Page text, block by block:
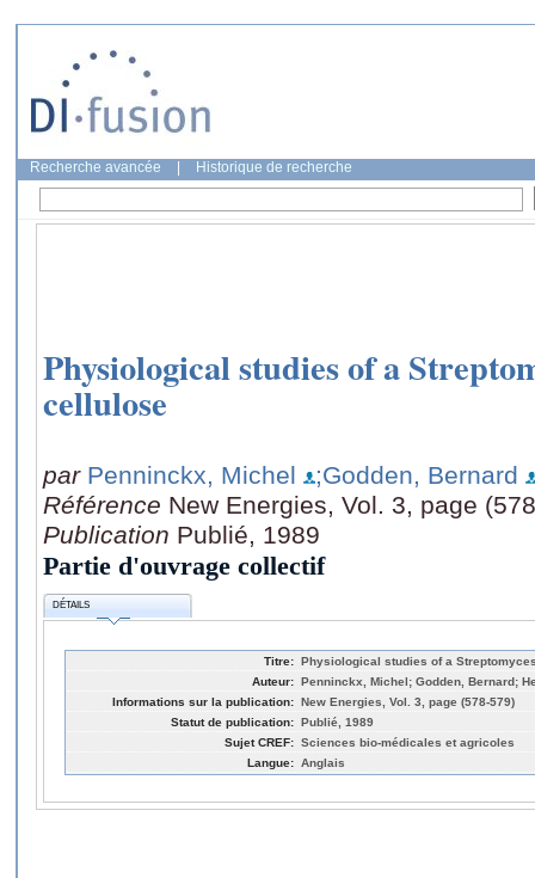
Recherche avancée Historique de recherche
Physiological studies of a
cellulose
par Penninckx, Michel
;Godden, Bernard
Référence New Energies, Vol. 3, page
Publication Publié, 1989
Partie d'ouvrage collectif
DÉTAILS
Titre: Physiological studies of a
Auteur: Penninckx, Michel; Godden, Bernard;
Informations sur la publication: New Energies, Vol. 3, page (578-579)
Statut de publication: Publié, 1989
Sujet CREF: Sciences bio-médicales et agricoles
Langue: Anglais